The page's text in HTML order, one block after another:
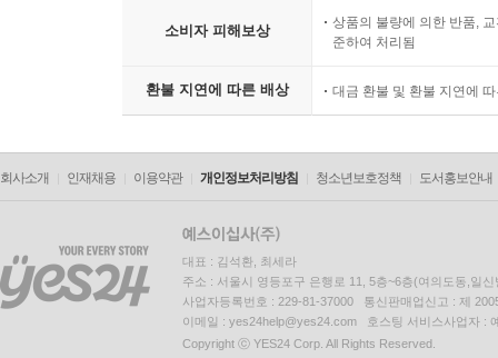
소비자 피해보상
상품의 불량에 의한 반품,
준하여 처리됨
환불 지연에 따른 배상 대금 환불 및 환불 지연에
회사소개 인재채용 이용약관 개인정보처리방침 청소년보호정책 도서홍보안내
대표 : 김석환, 최세라
주소 : 서울시 영등포구 은행로 11, 5층~6층(여의도동,일신
사업자등록번호 : 229-81-37000 통신판매업신고 : 제
이메일 : yes24help@yes24.com 호스팅 서비스사업자 :
Copyright ⓒ YES24 Corp. All Rights Reserved.